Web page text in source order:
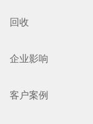
回收
企业影响
客户案例